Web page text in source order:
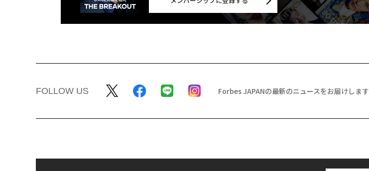
FOLLOW US Forbes JAPANの最新のニュースをお届けします